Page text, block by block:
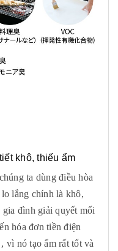
khô, thiếu ẩm
ta dùng điều hòa
lắng chính là khô,
đình giải quyết mối
hóa đơn tiền điện
vì nó tạo ẩm rất tốt và